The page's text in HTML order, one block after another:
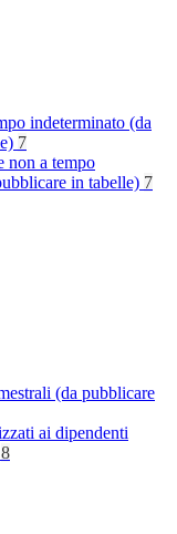
indeterminato (da
7
non a tempo
in tabelle) 7
(da pubblicare
ai dipendenti
8